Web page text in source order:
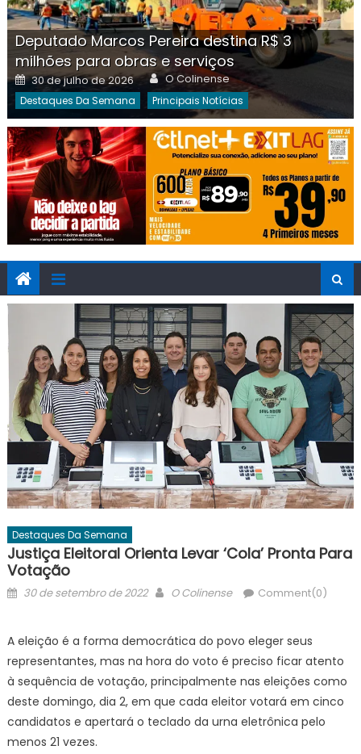
Deputado Marcos Pereira destina R$ 3
milhões para obras e serviços
Posted
on
30 de julho de 2026 Author
O Colinense
Destaques Da Semana Principais Notícias
Destaques Da Semana
Justiça Eleitoral Orienta Levar ‘cola’ Pronta Para
Votação
Posted
30 de setembro de 2022 Author
O Colinense Comment(0)
A eleição é a forma democrática do povo eleger seus
representantes, mas na hora do voto é preciso ficar atento
à sequência de votação, principalmente nas eleições como
deste domingo, dia 2, em que cada eleitor votará em cinco
candidatos e apertará o teclado da urna eletrônica pelo
menos 21 vezes.